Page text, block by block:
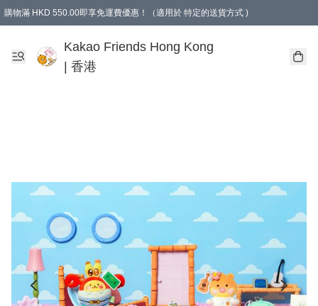
購物滿 HKD 550.00即享免運費優惠！（適用於 特定的送貨方式 )
Kakao Friends Hong Kong
| 香港